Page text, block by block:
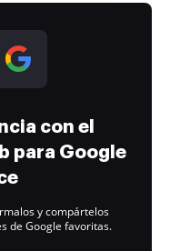
con el
para Google
y compártelos
de Google favoritas.